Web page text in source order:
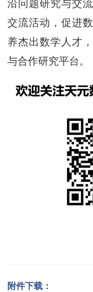
沿问题研究与交
交流活动，促进
养杰出数学人才
与合作研究平台。
附件下载：